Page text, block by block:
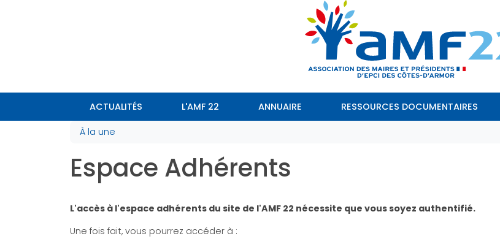
ACTUALITÉS L'AMF 22 ANNUAIRE RESSOURCES DOCUMENTAIRES
À la une
Espace Adhérents
L'accès à l'espace adhérents du site de l'AMF 22 nécessite que vous soyez authentifié.
Une fois fait, vous pourrez accéder à :